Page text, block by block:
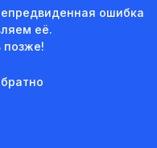
ошибка
её.
позже!